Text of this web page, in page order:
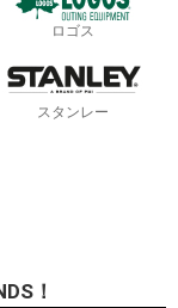
ロゴス
スタンレー
！